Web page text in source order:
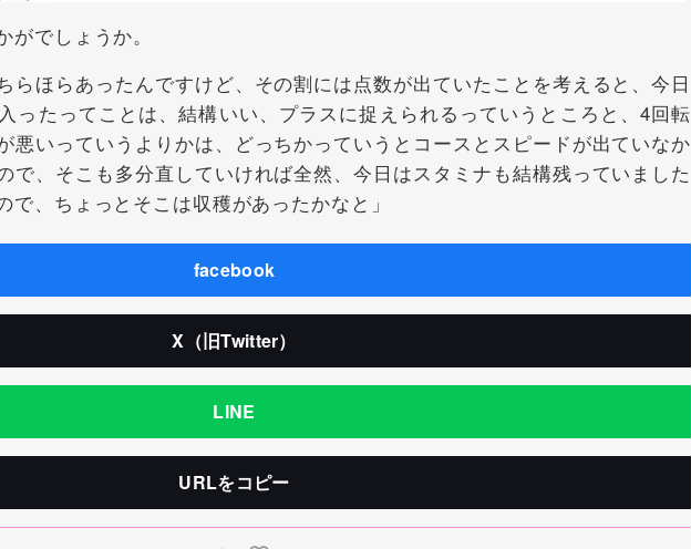
でしょうか。
らほらあったんですけど、その割には点数が出ていたことを考えると、今日
ったってことは、結構いい、プラスに捉えられるっていうところと、4回転
悪いっていうよりかは、どっちかっていうとコースとスピードが出ていなか
で、そこも多分直していければ全然、今日はスタミナも結構残っていました
で、ちょっとそこは収穫があったかなと」
facebook
X（旧Twitter）
LINE
URLをコピー